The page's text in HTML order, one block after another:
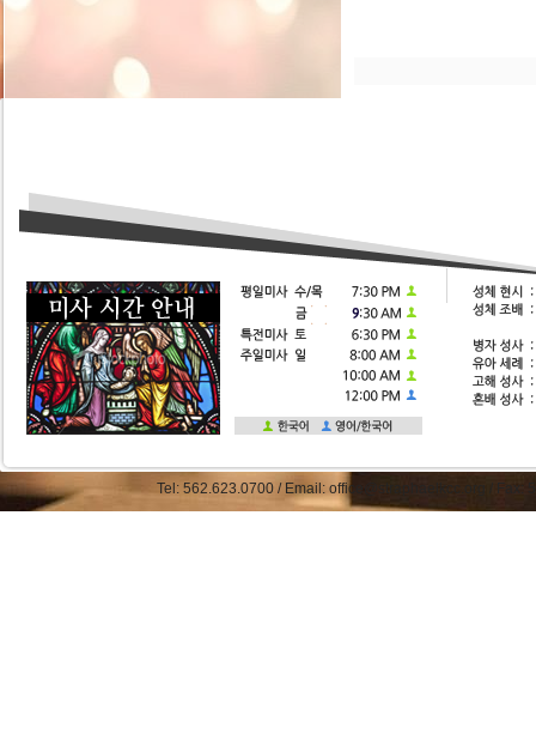
Tel: 562.623.0700 / Email: office@straphaelkcc.org /